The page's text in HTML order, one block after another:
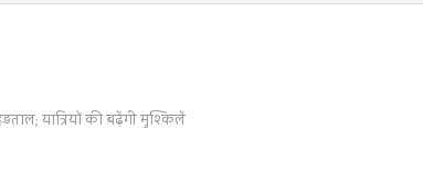
यात्रियों की बढ़ेंगी मुश्किलें